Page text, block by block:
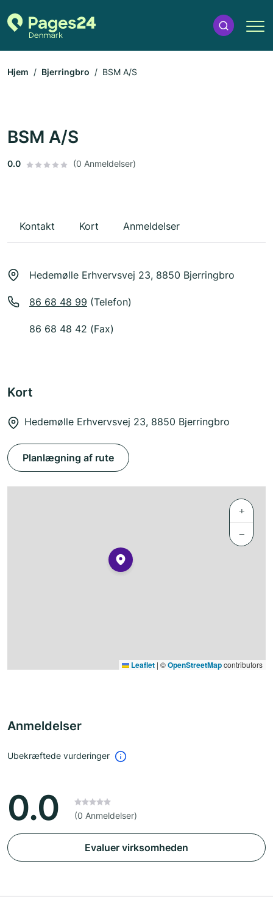
Hjem Bjerringbro BSM A/S
BSM A/S
0.0 (0 Anmeldelser)
Kontakt Kort Anmeldelser
Hedemølle Erhvervsvej 23, 8850 Bjerringbro
86 68 48 99 (Telefon)
86 68 48 42 (Fax)
Kort
Hedemølle Erhvervsvej 23, 8850 Bjerringbro
Planlægning af rute
+
−
Leaflet | ©OpenStreetMapcontributors
Anmeldelser
Ubekræftede vurderinger
0.0 (0 Anmeldelser)
Evaluer virksomheden